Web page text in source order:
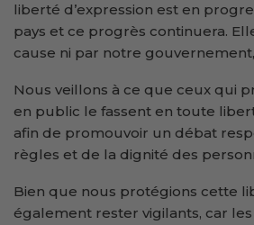
liberté d’expression est en
pays et ce progrès continuera.
cause ni par notre
Nous veillons à ce que ceux qui
en public le fassent en toute
afin de promouvoir un débat
règles et de la dignité des
Bien que nous protégions cette
également rester vigilants, car